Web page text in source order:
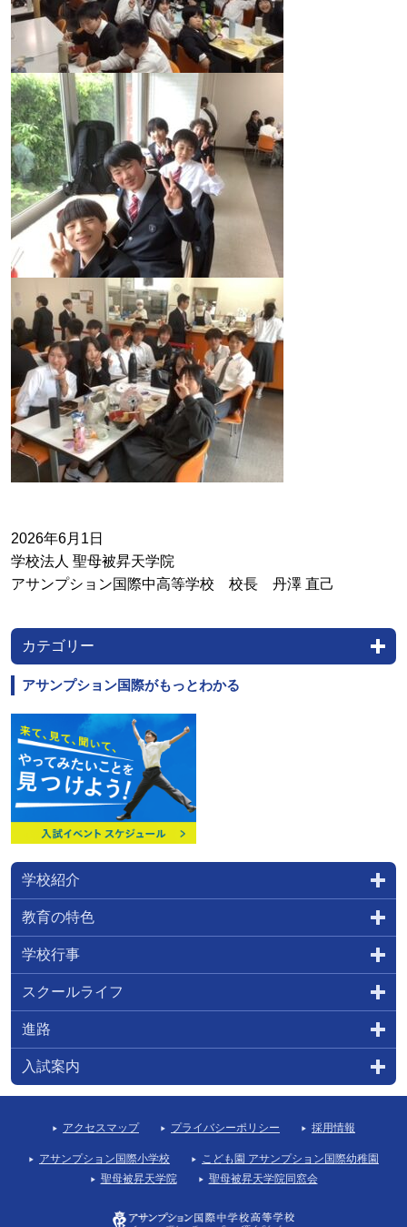
2026年6月1日
学校法人 聖母被昇天学院
アサンプション国際中高等学校 校長 丹澤 直己
カテゴリー
アサンプション国際がもっとわかる
学校紹介
教育の特色
学校行事
スクールライフ
進路
入試案内
アクセスマップ プライバシーポリシー 採用情報
アサンプション国際小学校
こども園 アサンプション国際幼稚園
聖母被昇天学院
聖母被昇天学院同窓会